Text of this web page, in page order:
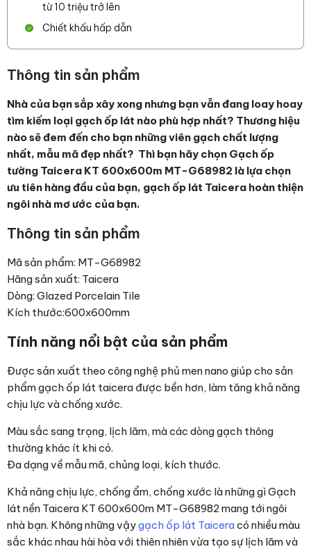
từ 10 triệu trở lên
Chiết khấu hấp dẫn
Thông tin sản phẩm
Nhà của bạn sắp xây xong nhưng bạn vẫn đang loay hoay
tìm kiếm loại gạch ốp lát nào phù hợp nhất? Thương hiệu
nào sẽ đem đến cho bạn những viên gạch chất lượng
nhất, mẫu mã đẹp nhất? Thì bạn hãy chọn Gạch ốp
tường Taicera KT 600x600m MT-G68982 là lựa chọn
ưu tiên hàng đầu của bạn, gạch ốp lát Taicera hoàn thiện
ngôi nhà mơ ước của bạn.
Thông tin sản phẩm
Mã sản phẩm: MT-G68982
Hãng sản xuất: Taicera
Dòng: Glazed Porcelain Tile
Kích thước:600x600mm
Tính năng nổi bật của sản phẩm
Được sản xuất theo công nghệ phủ men nano giúp cho sản
phẩm gạch ốp lát taicera được bền hơn, làm tăng khả năng
chịu lực và chống xước.
Màu sắc sang trọng, lịch lãm, mà các dòng gạch thông
thường khác ít khi có.
Đa dạng về mẫu mã, chủng loại, kích thước.
Khả năng chịu lực, chống ẩm, chống xước là những gì Gạch
lát nền Taicera KT 600x600m MT-G68982 mang tới ngôi
nhà bạn. Không những vậygạch ốp lát Taiceracó nhiều màu
sắc khác nhau hài hòa với thiên nhiên vừa tạo sự lịch lãm và